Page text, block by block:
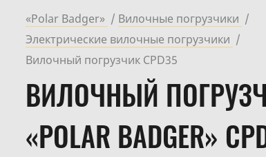
«Polar Badger»
Вилочные погрузчики
Электрические вилочные погрузчики
Вилочный погрузчик CPD35
ВИЛОЧНЫЙ
«POLAR BADGER»